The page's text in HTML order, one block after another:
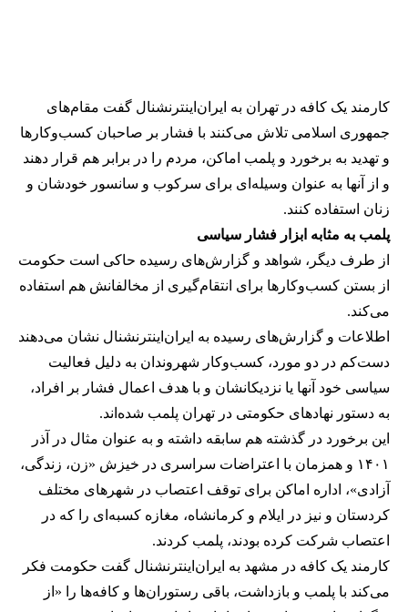
کارمند یک کافه در تهران به ایران‌اینترنشنال گفت مقام‌های
جمهوری اسلامی تلاش می‌کنند با فشار بر صاحبان کسب‌وکارها
و تهدید به برخورد و پلمب اماکن، مردم را در برابر هم قرار دهند
و از آنها به عنوان وسیله‌ای برای سرکوب و سانسور خودشان و
زنان استفاده کنند.
پلمب به مثابه ابزار فشار سیاسی
از طرف دیگر، شواهد و گزارش‌های رسیده حاکی است حکومت
از بستن کسب‌وکارها برای انتقام‌گیری از مخالفانش هم استفاده
می‌کند.
اطلاعات و گزارش‌های رسیده به ایران‌اینترنشنال نشان می‌دهند
دست‌کم در دو مورد، کسب‌وکار شهروندان به دلیل فعالیت
سیاسی خود آنها یا نزدیکانشان و با هدف اعمال فشار بر افراد،
به دستور نهادهای حکومتی در تهران پلمب شده‌اند.
این برخورد در گذشته هم سابقه داشته و به عنوان مثال در آذر
۱۴۰۱ و همزمان با اعتراضات سراسری در خیزش «زن، زندگی،
آزادی»، اداره اماکن برای توقف اعتصاب در شهرهای مختلف
کردستان و نیز در ایلام و کرمانشاه، مغازه کسبه‌ای را که در
اعتصاب شرکت کرده بودند، پلمب کردند.
کارمند یک کافه در مشهد به ایران‌اینترنشنال گفت حکومت فکر
می‌کند با پلمب و بازداشت، باقی رستوران‌ها و کافه‌ها را «از